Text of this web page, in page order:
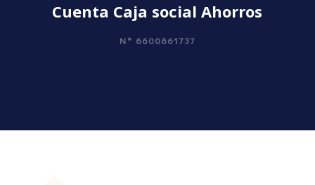
Cuenta Caja social Ahorros
N° 6600661737